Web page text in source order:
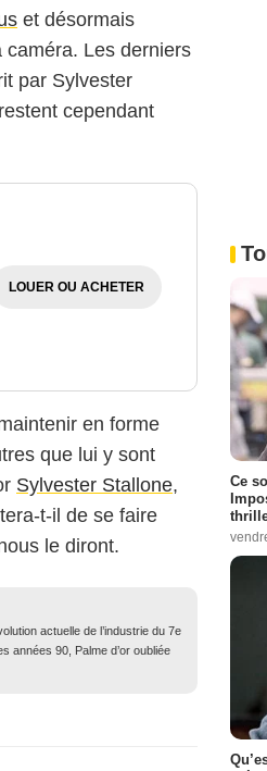
et désormais
Les derniers
par Sylvester
cependant
LOUER OU ACHETER
en forme
que lui y sont
Sylvester Stallone,
t-il de se faire
le diront.
actuelle de l’industrie du 7e
années 90, Palme d’or oubliée
Ce